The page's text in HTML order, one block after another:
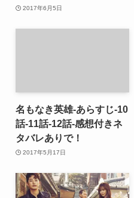
2017年6月5日
名もなき英雄-あらすじ-10
話-11話-12話-感想付きネ
タバレありで！
2017年5月17日